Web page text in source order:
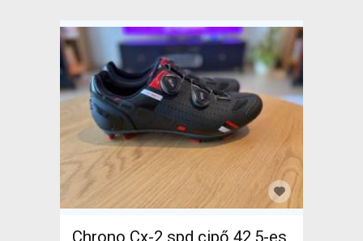
Chrono Cx-2 spd cipő 42,5-es